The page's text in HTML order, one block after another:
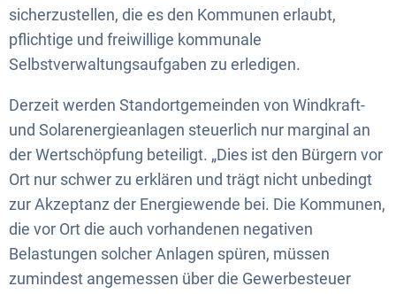
sicherzustellen, die es den Kommunen erlaubt,
pflichtige und freiwillige kommunale
Selbstverwaltungsaufgaben zu erledigen.
Derzeit werden Standortgemeinden von Windkraft-
und Solarenergieanlagen steuerlich nur marginal an
der Wertschöpfung beteiligt. „Dies ist den Bürgern vor
Ort nur schwer zu erklären und trägt nicht unbedingt
zur Akzeptanz der Energiewende bei. Die Kommunen,
die vor Ort die auch vorhandenen negativen
Belastungen solcher Anlagen spüren, müssen
zumindest angemessen über die Gewerbesteuer